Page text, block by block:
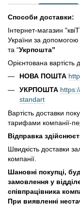
Способи доставки:
Інтернет-магазин
України за
та “Укрпошта”
Орієнтована вартість
НОВА ПОШТА
УКРПОШТА
standart
Вартість доставки
тарифами компанії-
Відправка
Швидкість доставки
компанії.
Шановні покупці,
замовлення у
співпрацівника
При виявленні